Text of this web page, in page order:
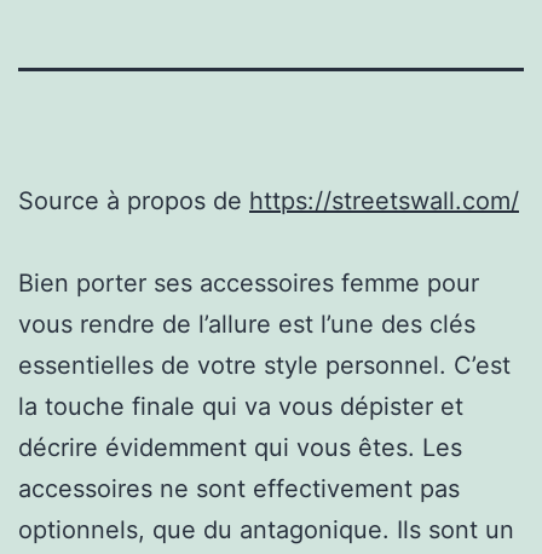
Source à propos de https://streetswall.com/
Bien porter ses accessoires femme pour
vous rendre de l’allure est l’une des clés
essentielles de votre style personnel. C’est
la touche finale qui va vous dépister et
décrire évidemment qui vous êtes. Les
accessoires ne sont effectivement pas
optionnels, que du antagonique. Ils sont un